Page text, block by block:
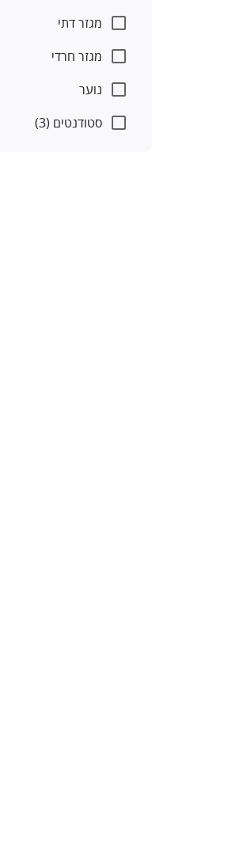
מגזר דתי
מגזר חרדי
נוער
סטודנטים (3)